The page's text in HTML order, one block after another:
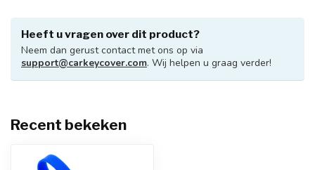
Heeft u vragen over dit product?
Neem dan gerust contact met ons op via
support@carkeycover.com. Wij helpen u graag verder!
Recent bekeken